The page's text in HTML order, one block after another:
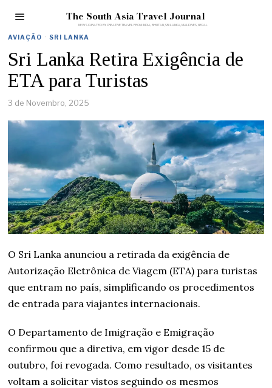
The South Asia Travel Journal
AVIAÇÃO · SRI LANKA
Sri Lanka Retira Exigência de
ETA para Turistas
3 de Novembro, 2025
O Sri Lanka anunciou a retirada da exigência de
Autorização Eletrônica de Viagem (ETA) para turistas
que entram no país, simplificando os procedimentos
de entrada para viajantes internacionais.
O Departamento de Imigração e Emigração
confirmou que a diretiva, em vigor desde 15 de
outubro, foi revogada. Como resultado, os visitantes
voltam a solicitar vistos seguindo os mesmos